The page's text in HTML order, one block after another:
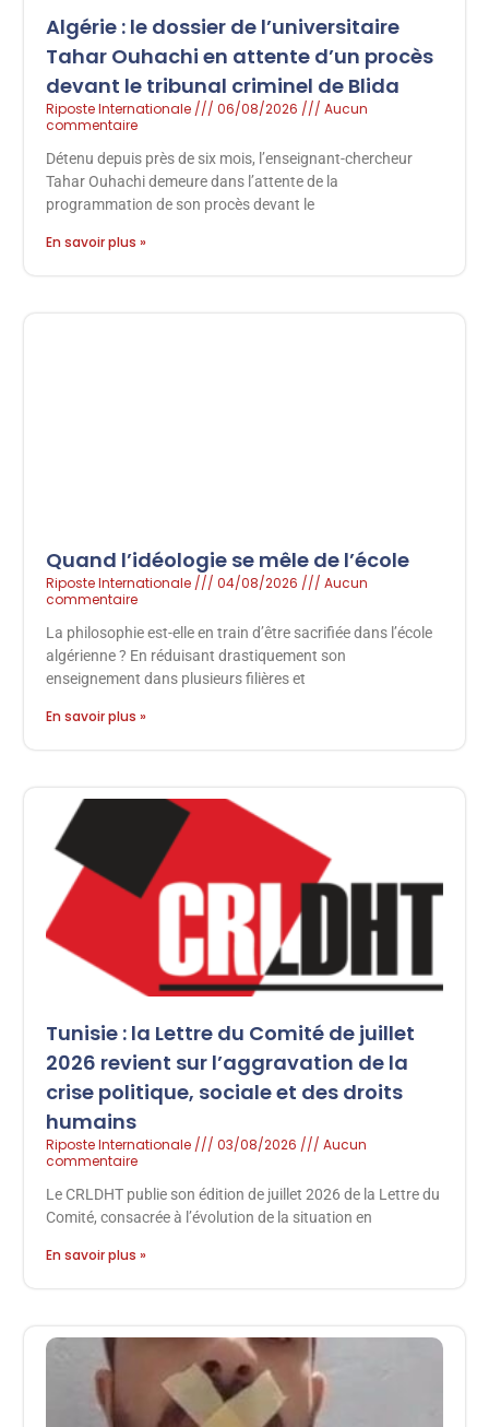
Algérie : le dossier de l’universitaire
Tahar Ouhachi en attente d’un procès
devant le tribunal criminel de Blida
Riposte Internationale 06/08/2026
Aucun
commentaire
Détenu depuis près de six mois, l’enseignant-chercheur
Tahar Ouhachi demeure dans l’attente de la
programmation de son procès devant le
En savoir plus »
Quand l’idéologie se mêle de l’école
Riposte Internationale 04/08/2026
Aucun
commentaire
La philosophie est-elle en train d’être sacrifiée dans l’école
algérienne ? En réduisant drastiquement son
enseignement dans plusieurs filières et
En savoir plus »
Tunisie : la Lettre du Comité de juillet
2026 revient sur l’aggravation de la
crise politique, sociale et des droits
humains
Riposte Internationale 03/08/2026
Aucun
commentaire
Le CRLDHT publie son édition de juillet 2026 de la Lettre du
Comité, consacrée à l’évolution de la situation en
En savoir plus »